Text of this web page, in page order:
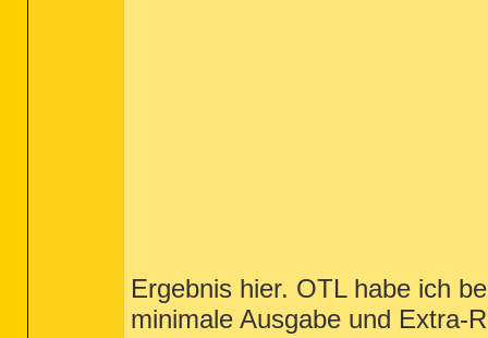
Ergebnis hier. OTL habe ich
minimale Ausgabe und Extra-